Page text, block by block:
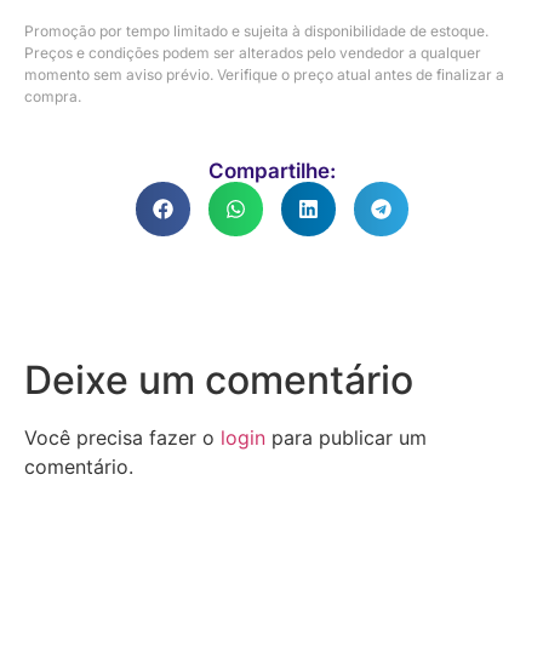
Promoção por tempo limitado e sujeita à disponibilidade de estoque.
Preços e condições podem ser alterados pelo vendedor a qualquer
momento sem aviso prévio. Verifique o preço atual antes de finalizar a
compra.
Compartilhe:
Deixe um comentário
Você precisa fazer o login para publicar um
comentário.